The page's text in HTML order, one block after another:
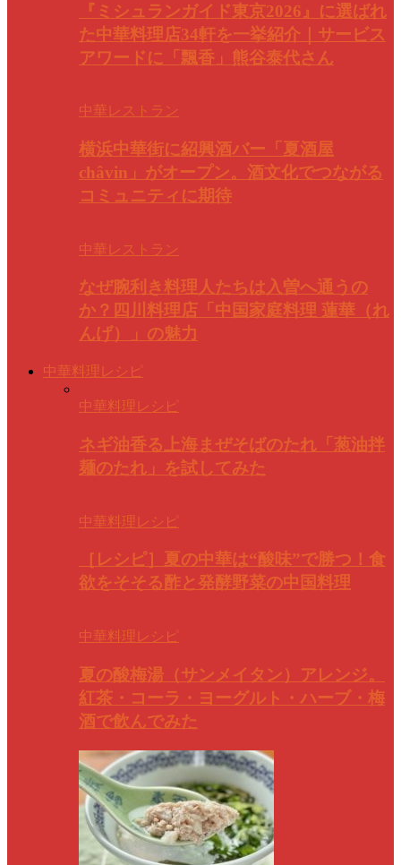
『ミシュランガイド東京2026』に選ばれ
た中華料理店34軒を一挙紹介｜サービス
アワードに「飄香」熊谷泰代さん
中華レストラン
横浜中華街に紹興酒バー「夏酒屋
châvin」がオープン。酒文化でつながる
コミュニティに期待
中華レストラン
なぜ腕利き料理人たちは入曽へ通うの
か？四川料理店「中国家庭料理 蓮華（れ
んげ）」の魅力
中華料理レシピ
中華料理レシピ
ネギ油香る上海まぜそばのたれ「葱油拌
麺のたれ」を試してみた
中華料理レシピ
［レシピ］夏の中華は“酸味”で勝つ！食
欲をそそる酢と発酵野菜の中国料理
中華料理レシピ
夏の酸梅湯（サンメイタン）アレンジ。
紅茶・コーラ・ヨーグルト・ハーブ・梅
酒で飲んでみた